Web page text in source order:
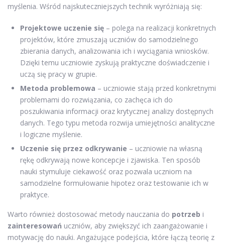
myślenia. Wśród najskuteczniejszych technik wyróżniają się:
Projektowe uczenie się – polega na realizacji konkretnych
projektów, które zmuszają uczniów do samodzielnego
zbierania danych, analizowania ich i wyciągania wniosków.
Dzięki temu uczniowie zyskują praktyczne doświadczenie i
uczą się pracy w grupie.
Metoda problemowa – uczniowie stają przed konkretnymi
problemami do rozwiązania, co zachęca ich do
poszukiwania informacji oraz krytycznej analizy dostępnych
danych. Tego typu metoda rozwija umiejętności analityczne
i logiczne myślenie.
Uczenie się przez odkrywanie – uczniowie na własną
rękę odkrywają nowe koncepcje i zjawiska. Ten sposób
nauki stymuluje ciekawość oraz pozwala uczniom na
samodzielne formułowanie hipotez oraz testowanie ich w
praktyce.
Warto również dostosować metody nauczania do potrzeb i
zainteresowań uczniów, aby zwiększyć ich zaangażowanie i
motywację do nauki. Angażujące podejścia, które łączą teorię z